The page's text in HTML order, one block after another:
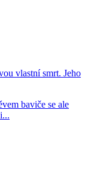
vlastní smrt. Jeho
baviče se ale